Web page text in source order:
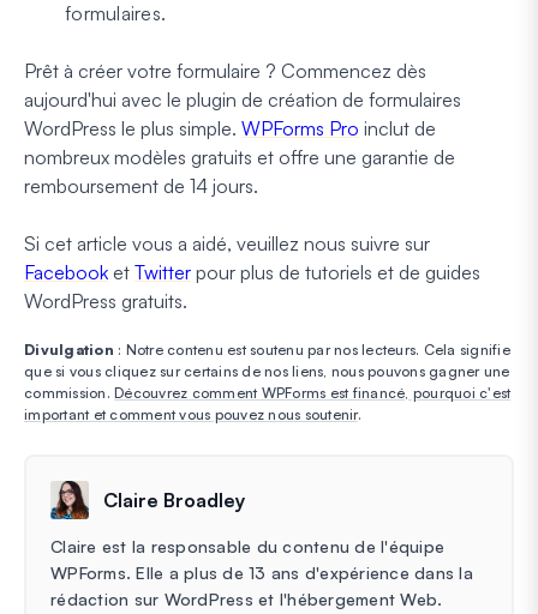
formulaires.
Prêt à créer votre formulaire ? Commencez dès
aujourd'hui avec le plugin de création de formulaires
WordPress le plus simple. WPForms Pro inclut de
nombreux modèles gratuits et offre une garantie de
remboursement de 14 jours.
Si cet article vous a aidé, veuillez nous suivre sur
Facebook et Twitter pour plus de tutoriels et de guides
WordPress gratuits.
Divulgation : Notre contenu est soutenu par nos lecteurs. Cela signifie
que si vous cliquez sur certains de nos liens, nous pouvons gagner une
commission. Découvrez comment WPForms est financé, pourquoi c'est
important et comment vous pouvez nous soutenir.
Claire Broadley
Claire est la responsable du contenu de l'équipe
WPForms. Elle a plus de 13 ans d'expérience dans la
rédaction sur WordPress et l'hébergement Web.